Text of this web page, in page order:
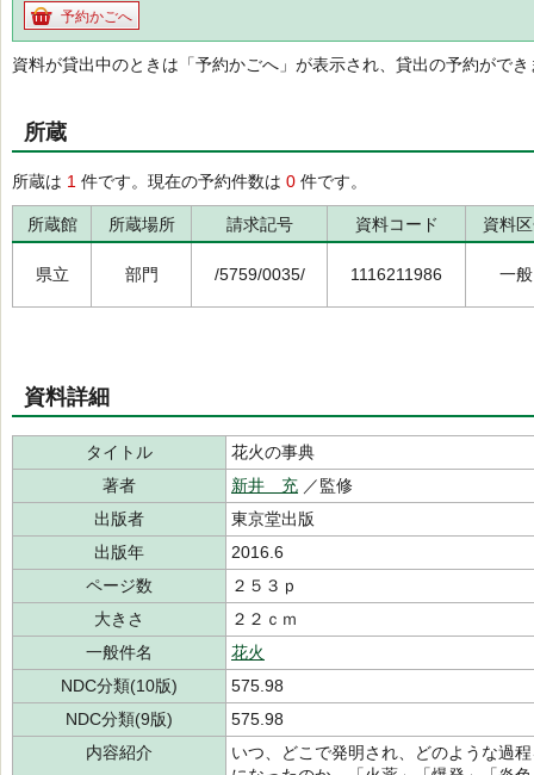
予約かごへ
資料が貸出中のときは「予約かごへ」が表示され、貸出の予約ができ
所蔵
所蔵は 1 件です。現在の予約件数は 0 件です。
所蔵館 所蔵場所 請求記号 資料コード 資料
県立 部門 /5759/0035/ 1116211986 一般
資料詳細
タイトル
花火の事典
著者
新井 充 ／監修
出版者
東京堂出版
出版年
2016.6
ページ数
２５３ｐ
大きさ
２２ｃｍ
一般件名
花火
NDC分類(10版)
575.98
NDC分類(9版)
575.98
内容紹介
いつ、どこで発明され、どのような過